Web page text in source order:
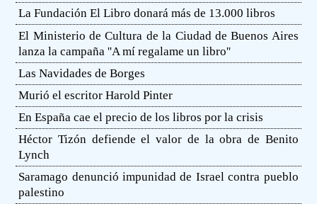
La Fundación El Libro donará más de 13.000 libros
El Ministerio de Cultura de la Ciudad de Buenos Aires
lanza la campaña ''A mí regalame un libro''
Las Navidades de Borges
Murió el escritor Harold Pinter
En España cae el precio de los libros por la crisis
Héctor Tizón defiende el valor de la obra de Benito
Lynch
Saramago denunció impunidad de Israel contra pueblo
palestino